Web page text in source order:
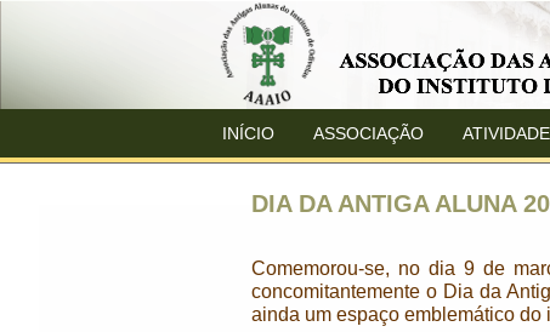
INÍCIO ASSOCIAÇÃO
DIA DA ANTIGA ALUNA
Comemorou-se, no dia 9 de
concomitantemente o Dia da
ainda um espaço emblemático do